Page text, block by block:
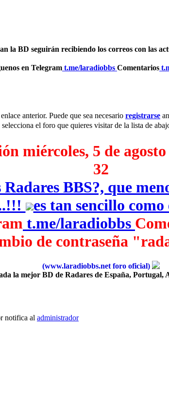
la BD seguirán recibiendo los correos con las
en Telegram t.me/laradiobbs Comentarios
anterior. Puede que sea necesario registrarse
selecciona el foro que quieres visitar de la lista de
miércoles, 5 de
32
BBS?, que
es tan sencillo
t.me/laradiobbs
de contraseña
(www.laradiobbs.net foro oficial)
la mejor BD de Radares de España,
notifica al administrador